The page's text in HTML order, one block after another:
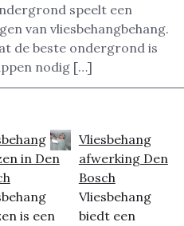
speelt een
van vliesbehangbehang.
de beste ondergrond is
nodig […]
in Den
is een
Vliesbehang
afwerking Den
Bosch
Vliesbehang
biedt een